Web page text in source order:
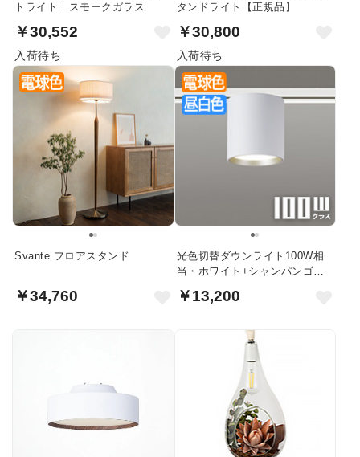
トライト｜スモークガラス
￥30,552
入荷待ち
タンドライト【正規品】
￥30,800
入荷待ち
Svante フロアスタンド
￥34,760
光色切替ダウンライト100W相
当・ホワイト+シャンパンゴー
￥13,200